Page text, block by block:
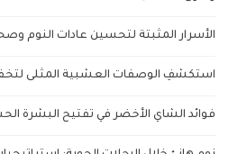
الأسرار المثبتة لتحسين عادات النوم
استكشفِ الوصفات العشبية المثلى
فوائد الشاي الأخضر في تفتيح البشرة